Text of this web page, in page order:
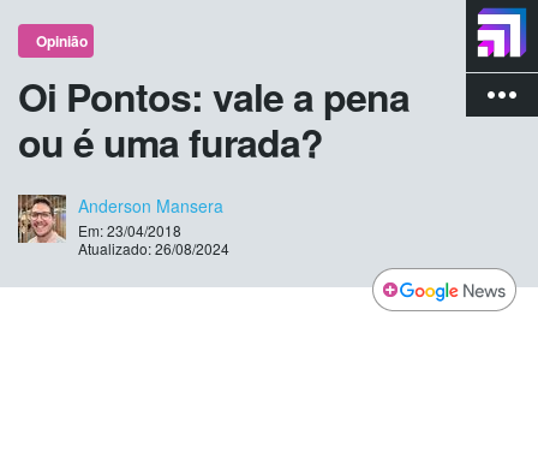
more_vert
Opinião
Oi Pontos: vale a pena
ou é uma furada?
Anderson Mansera
Em: 23/04/2018
Atualizado: 26/08/2024